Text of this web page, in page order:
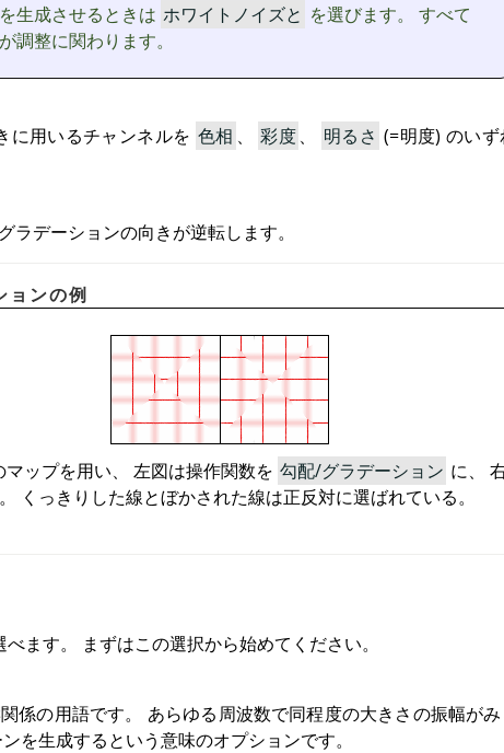
生成させるときは ホワイトノイズと を選びます。 すべて
調整に関わります。
に用いるチャンネルを 色相 、 彩度、 明るさ (=明度) のい
ラデーションの向きが逆転します。
ョンの例
ップを用い、 左図は操作関数を 勾配/グラデーション に、
くっきりした線とぼかされた線は正反対に選ばれている。
ます。 まずはこの選択から始めてください。
係の用語です。 あらゆる周波数で同程度の大きさの振幅が
を生成するという意味のオプションです。